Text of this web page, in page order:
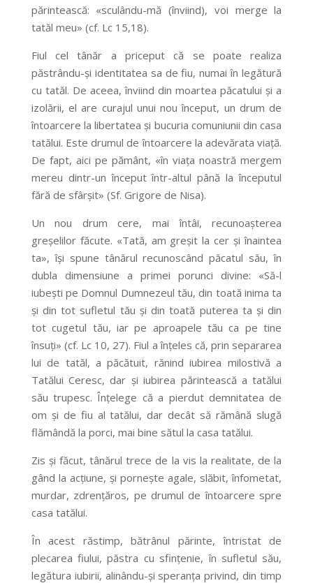
părintească: «sculându-mă (înviind), voi merge la
tatăl meu» (cf. Lc 15,18).
Fiul cel tânăr a priceput că se poate realiza
păstrându-și identitatea sa de fiu, numai în legătură
cu tatăl. De aceea, înviind din moartea păcatului și a
izolării, el are curajul unui nou început, un drum de
întoarcere la libertatea și bucuria comuniunii din casa
tatălui. Este drumul de întoarcere la adevărata viață.
De fapt, aici pe pământ, «în viața noastră mergem
mereu dintr-un început într-altul până la începutul
fără de sfârșit» (Sf. Grigore de Nisa).
Un nou drum cere, mai întâi, recunoașterea
greșelilor făcute. «Tată, am greșit la cer și înaintea
ta», își spune tânărul recunoscând păcatul său, în
dubla dimensiune a primei porunci divine: «Să-l
iubești pe Domnul Dumnezeul tău, din toată inima ta
și din tot sufletul tău și din toată puterea ta și din
tot cugetul tău, iar pe aproapele tău ca pe tine
însuți» (cf. Lc 10, 27). Fiul a înțeles că, prin separarea
lui de tatăl, a păcătuit, rănind iubirea milostivă a
Tatălui Ceresc, dar și iubirea părintească a tatălui
său trupesc. Înțelege că a pierdut demnitatea de
om și de fiu al tatălui, dar decât să rămână slugă
flămândă la porci, mai bine sătul la casa tatălui.
Zis și făcut, tânărul trece de la vis la realitate, de la
gând la acțiune, și pornește agale, slăbit, înfometat,
murdar, zdrențăros, pe drumul de întoarcere spre
casa tatălui.
În acest răstimp, bătrânul părinte, întristat de
plecarea fiului, păstra cu sfințenie, în sufletul său,
legătura iubirii, alinându-și speranța privind, din timp